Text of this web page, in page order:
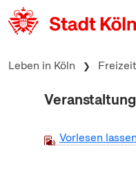
zum Inhalt springen
Leben in Köln
Vorlesen lassen